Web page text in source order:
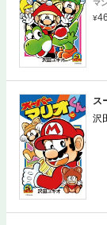
マ
ス
沢